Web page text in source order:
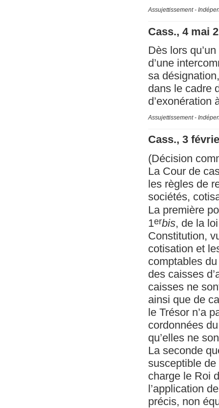
Assujettissement -
Cass., 4 mai
Dès lors
d’une
sa
dans le cadre
d’exonération
Assujettissement -
Cass., 3
(Décision
La Cour de
les règles de
sociétés,
La première
1erbis, de la
Constitution,
cotisation et
comptables
des caisses
caisses ne
ainsi que de
le Trésor n’a
cordonnées
qu’elles ne
La seconde
susceptible de
charge le Roi
l’application
précis, non